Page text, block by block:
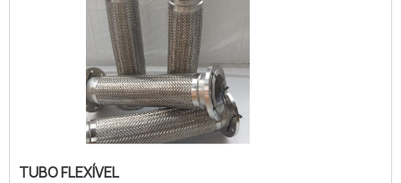
TUBO FLEXÍVEL